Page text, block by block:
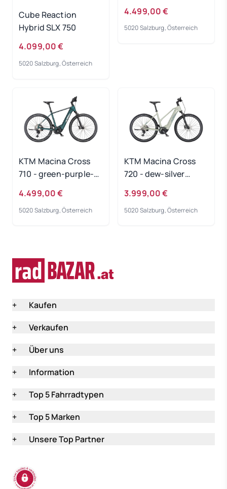
Cube Reaction
Hybrid SLX 750
4.099,00 €
5020 Salzburg, Österreich
Rahmengröße: 51 cm
4.499,00 €
5020 Salzburg, Österreich
KTM Macina Cross
710 - green-purple-
Rahmengröße: 60 cm
4.499,00 €
5020 Salzburg, Österreich
KTM Macina Cross
720 - dew-silver
3.999,00 €
5020 Salzburg, Österreich
+
Kaufen
+
Verkaufen
+
Über uns
+
Information
+
Top 5 Fahrradtypen
+
Top 5 Marken
+
Unsere Top Partner